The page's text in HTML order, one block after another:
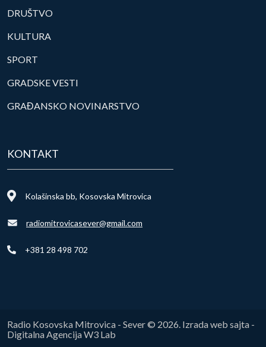
DRUŠTVO
KULTURA
SPORT
GRADSKE VESTI
GRAĐANSKO NOVINARSTVO
KONTAKT
Kolašinska bb, Kosovska Mitrovica
radiomitrovicasever@gmail.com
+381 28 498 702
Radio Kosovska Mitrovica - Sever © 2026. Izrada web sajta -
Digitalna Agencija W3 Lab